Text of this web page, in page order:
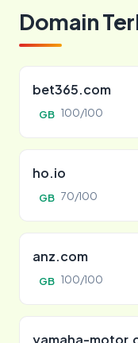
Domain
bet365.com
GB 100/100
ho.io
GB 70/100
anz.com
GB 100/100
yamaha-